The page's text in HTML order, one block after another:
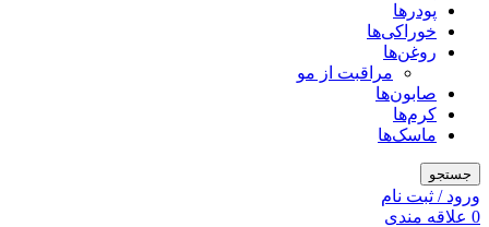
پودرها
خوراکی‌ها
روغن‌ها
مراقبت از مو
صابون‌ها
کرم‌ها
ماسک‌ها
جستجو
ورود / ثبت نام
0 علاقه مندی